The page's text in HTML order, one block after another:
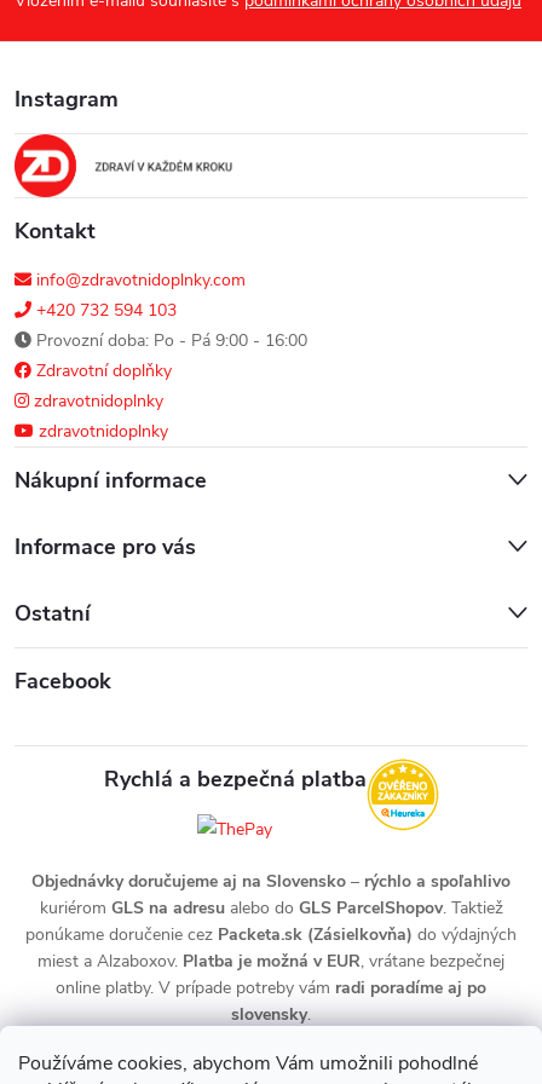
Používáme cookies, abychom Vám umožnili pohodlné
k
v
ý
p
i
s
u
a
tInstagram
Kontakt
info@zdravotnidoplnky.com
+420 732 594 103
Provozní doba: Po - Pá 9:00 - 16:00
Zdravotní doplňky
zdravotnidoplnky
zdravotnidoplnky
Nákupní informace
Informace pro vás
Ostatní
Facebook
Rychlá a bezpečná platba
Objednávky doručujeme aj na Slovensko – rýchlo a spoľahlivo
kuriérom GLS na adresualebo do GLS ParcelShopov. Taktiež
ponúkame doručenie cez Packeta.sk (Zásielkovňa) do výdajných
miest a Alzaboxov. Platba je možná v EUR, vrátane bezpečnej
online platby. V prípade potreby vám radi poradíme aj po
slovensky.